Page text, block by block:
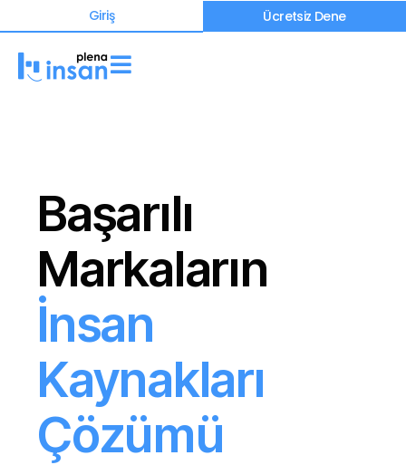
Giriş Ücretsiz Dene
Başarılı
Markaların
İnsan
Kaynakları
Çözümü